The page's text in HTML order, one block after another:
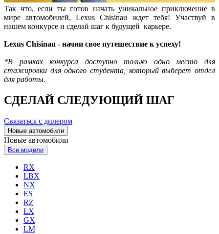
Так что, если ты готов начать уникальное приключение в
мире автомобилей, Lexus Chisinau ждет тебя! Участвуй в
нашем конкурсе и сделай шаг к будущей карьере.
Lexus Chisinau - начни свое путешествие к успеху!
*В рамках конкурса доступно только одно место для
стажировки для одного студента, который выберет отдел
для работы.
СДЕЛАЙ СЛЕДУЮЩИЙ ШАГ
Связаться с дилером
Новые автомобили
Новые автомобили
Все модели
RX
LBX
NX
ES
RZ
LX
GX
LM